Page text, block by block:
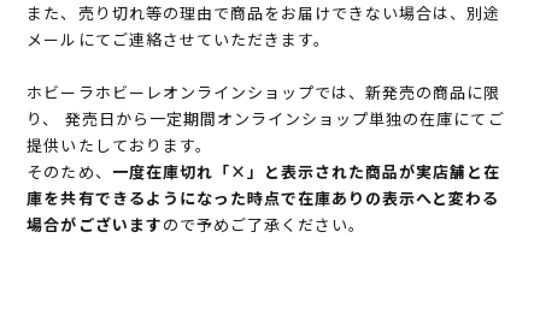
また、売り切れ等の理由で商品をお届けできない場合は、別途
メールにてご連絡させていただきます。
ホビーラホビーレオンラインショップでは、新発売の商品に限
り、 発売日から一定期間オンラインショップ単独の在庫にてご
提供いたしております。
そのため、 一度在庫切れ「×」と表示された商品が実店舗と在
庫を共有できるようになった時点で在庫ありの表示へと変わる
場合がございますので予めご了承ください。